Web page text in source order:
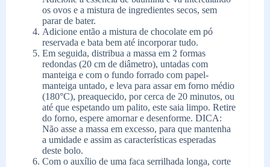
os ovos e a mistura de ingredientes secos, sem
parar de bater.
Adicione então a mistura de chocolate em pó
reservada e bata bem até incorporar tudo.
Em seguida, distribua a massa em 2 formas
redondas (20 cm de diâmetro), untadas com
manteiga e com o fundo forrado com papel-
manteiga untado, e leva para assar em forno médio
(180°C), preaquecido, por cerca de 20 minutos, ou
até que espetando um palito, este saia limpo. Retire
do forno, espere amornar e desenforme. DICA:
Não asse a massa em excesso, para que mantenha
a umidade e assim as características esperadas
deste bolo.
Com o auxílio de uma faca serrilhada longa, corte